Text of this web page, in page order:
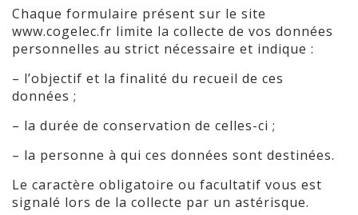
CONTACT
Chaque formulaire présent sur le site
www.cogelec.fr limite la collecte de vos données
personnelles au strict nécessaire et indique :
– l’objectif et la finalité du recueil de ces
données ;
– la durée de conservation de celles-ci ;
– la personne à qui ces données sont destinées.
Le caractère obligatoire ou facultatif vous est
signalé lors de la collecte par un astérisque.